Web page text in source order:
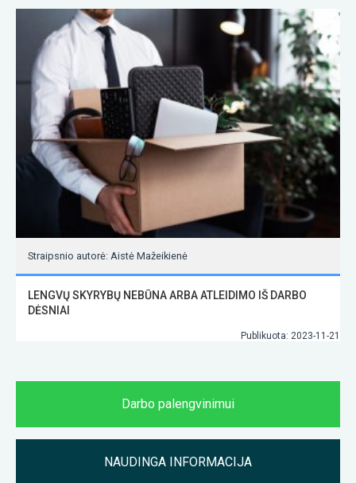
Straipsnio autorė: Aistė Mažeikienė
LENGVŲ SKYRYBŲ NEBŪNA ARBA ATLEIDIMO IŠ DARBO
DĖSNIAI
Publikuota: 2023-11-21
Darbo palengvinimui
NAUDINGA INFORMACIJA